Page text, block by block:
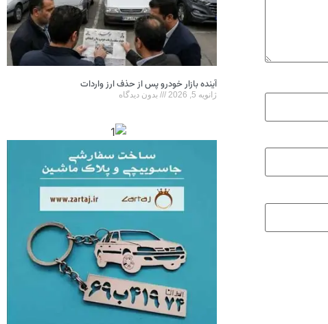
آینده بازار خودرو پس از حذف ارز واردات
ژانویه 5, 2026 بدون دیدگاه